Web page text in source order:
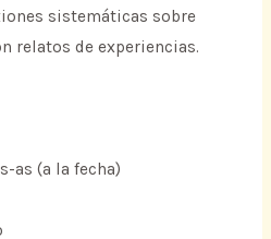
sistemáticas sobre
relatos de experiencias.
as (a la fecha)